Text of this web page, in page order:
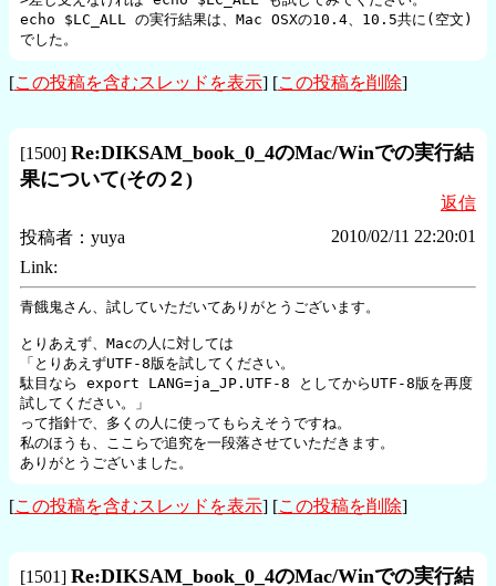
echo $LC_ALL の実行結果は、Mac OSXの10.4、10.5共に(空文)
[この投稿を含むスレッドを表示] [この投稿を削除]
[1500] Re:DIKSAM_book_0_4のMac/Winでの実行結
果について(その２)
返信
投稿者： yuya
2010/02/11 22:20:01
Link:
青餓鬼さん、試していただいてありがとうございます。
とりあえず、Macの人に対しては
「とりあえずUTF-8版を試してください。
駄目なら export LANG=ja_JP.UTF-8 としてからUTF-8版を再度
試してください。」
って指針で、多くの人に使ってもらえそうですね。
私のほうも、ここらで追究を一段落させていただきます。
ありがとうございました。
[この投稿を含むスレッドを表示] [この投稿を削除]
[1501] Re:DIKSAM_book_0_4のMac/Winでの実行結